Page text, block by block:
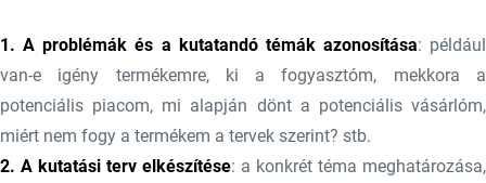
1. A problémák és a kutatandó témák azonosítása: például
van-e igény termékemre, ki a fogyasztóm, mekkora a
potenciális piacom, mi alapján dönt a potenciális vásárlóm,
miért nem fogy a termékem a tervek szerint? stb.
2. A kutatási terv elkészítése: a konkrét téma meghatározása,